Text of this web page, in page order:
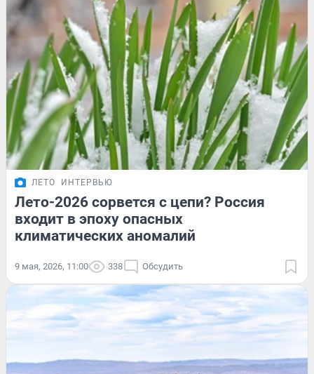
ЛЕТО ИНТЕРВЬЮ
Лето-2026 сорвется с цепи? Россия
входит в эпоху опасных
климатических аномалий
9 мая, 2026, 11:00 338 Обсудить